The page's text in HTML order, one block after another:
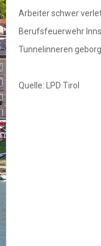
Arbeiter schwer
Berufsfeuerwehr
Tunnelinneren
Quelle: LPD Tirol